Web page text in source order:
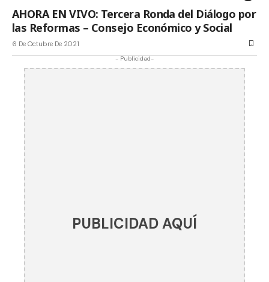
AHORA EN VIVO: Tercera Ronda del Diálogo por
las Reformas – Consejo Económico y Social
6 De Octubre De 2021
- Publicidad-
PUBLICIDAD AQUÍ